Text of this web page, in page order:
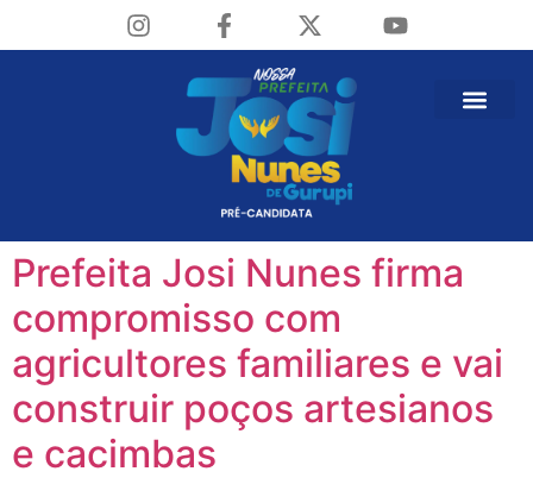
Prefeita Josi Nunes firma
compromisso com
agricultores familiares e vai
construir poços artesianos
e cacimbas